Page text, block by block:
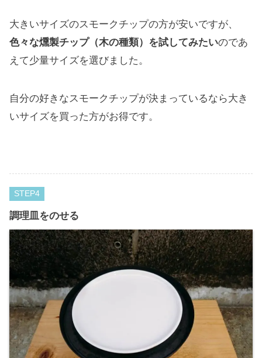
大きいサイズのスモークチップの方が安いですが、
色々な燻製チップ（木の種類）を試してみたいのであ
えて少量サイズを選びました。
自分の好きなスモークチップが決まっているなら大き
いサイズを買った方がお得です。
STEP
調理皿をのせる